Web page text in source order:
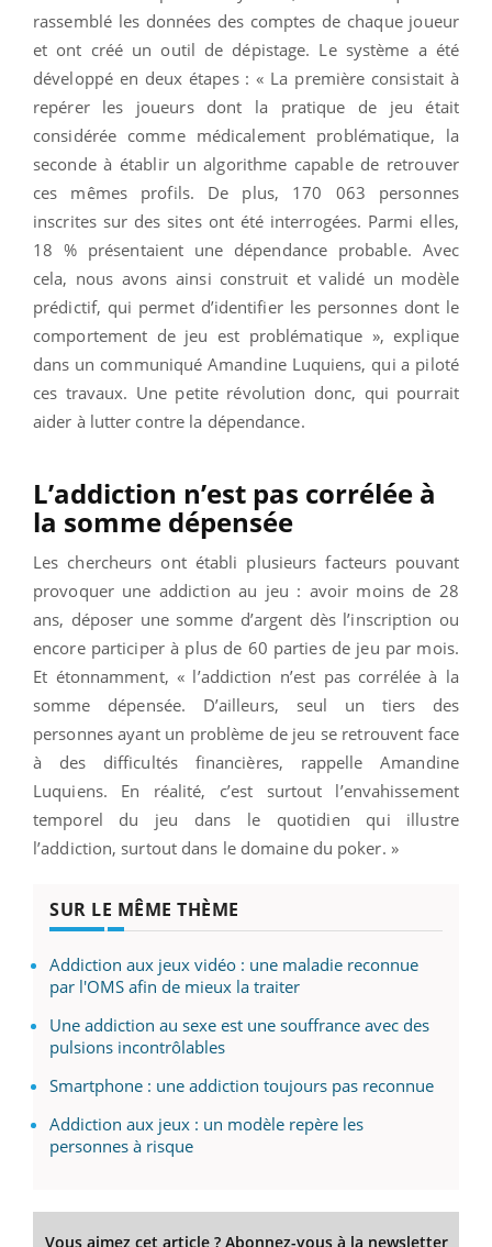
rassemblé les données des comptes de chaque joueur
et ont créé un outil de dépistage. Le système a été
développé en deux étapes : « La première consistait à
repérer les joueurs dont la pratique de jeu était
considérée comme médicalement problématique, la
seconde à établir un algorithme capable de retrouver
ces mêmes profils. De plus, 170 063 personnes
inscrites sur des sites ont été interrogées. Parmi elles,
18 % présentaient une dépendance probable. Avec
cela, nous avons ainsi construit et validé un modèle
prédictif, qui permet d’identifier les personnes dont le
comportement de jeu est problématique », explique
dans un communiqué Amandine Luquiens, qui a piloté
ces travaux. Une petite révolution donc, qui pourrait
aider à lutter contre la dépendance.
L’addiction n’est pas corrélée à
la somme dépensée
Les chercheurs ont établi plusieurs facteurs pouvant
provoquer une addiction au jeu : avoir moins de 28
ans, déposer une somme d’argent dès l’inscription ou
encore participer à plus de 60 parties de jeu par mois.
Et étonnamment, « l’addiction n’est pas corrélée à la
somme dépensée. D’ailleurs, seul un tiers des
personnes ayant un problème de jeu se retrouvent face
à des difficultés financières, rappelle Amandine
Luquiens. En réalité, c’est surtout l’envahissement
temporel du jeu dans le quotidien qui illustre
l’addiction, surtout dans le domaine du poker. »
SUR LE MÊME THÈME
Addiction aux jeux vidéo : une maladie reconnue
par l'OMS afin de mieux la traiter
Une addiction au sexe est une souffrance avec des
pulsions incontrôlables
Smartphone : une addiction toujours pas reconnue
Addiction aux jeux : un modèle repère les
personnes à risque
Vous aimez cet article ? Abonnez-vous à la newsletter